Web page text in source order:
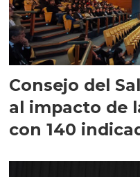
Consejo del
al impacto de
con 140